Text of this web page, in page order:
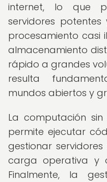
internet, lo que
servidores
procesamiento casi
almacenamiento
rápido a grandes
resulta
mundos abiertos y
La computación
permite ejecutar
gestionar
carga operativa y
Finalmente, la